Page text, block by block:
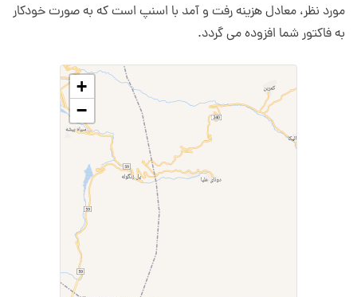
مورد نظر، معادل هزینه رفت و آمد با اسنپ است که به صورت خودکار
به فاکتور شما افزوده می گردد.
+
−